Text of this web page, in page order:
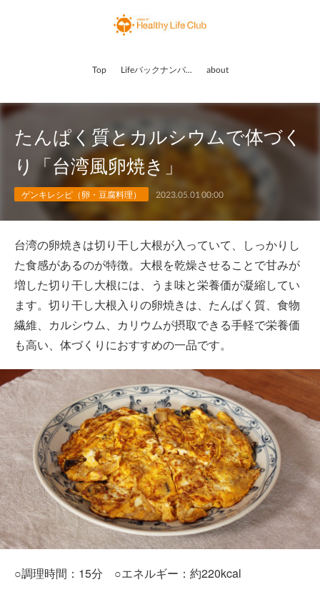
Top Lifeバックナンバー about
たんぱく質とカルシウムで体づく
り「台湾風卵焼き」
ゲンキレシピ（卵・豆腐料理） 2023.05.01 00:00
台湾の卵焼きは切り干し大根が入っていて、しっかりし
た食感があるのが特徴。大根を乾燥させることで甘みが
増した切り干し大根には、うま味と栄養価が凝縮してい
ます。切り干し大根入りの卵焼きは、たんぱく質、食物
繊維、カルシウム、カリウムが摂取できる手軽で栄養価
も高い、体づくりにおすすめの一品です。
○調理時間：15分 ○エネルギー：約220kcal